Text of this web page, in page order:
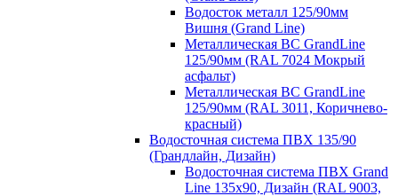
Водосток металл 125/90мм
Вишня (Grand Line)
Металлическая ВС GrandLine
125/90мм (RAL 7024 Мокрый
асфальт)
Металлическая ВС GrandLine
125/90мм (RAL 3011, Коричнево-
красный)
Водосточная система ПВХ 135/90
(Грандлайн, Дизайн)
Водосточная система ПВХ Grand
Line 135х90, Дизайн (RAL 9003,